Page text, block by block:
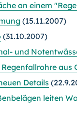
an einem
(15.11.2007)
(31.10.2007)
und
aus
Details
leiten